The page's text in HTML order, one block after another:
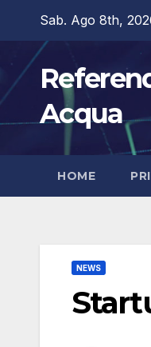
contenuto
Sab. Ago 8th,
Acqua
HOME
NEWS